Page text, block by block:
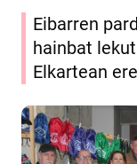
Eibarren
hainbat
Elkartean ere